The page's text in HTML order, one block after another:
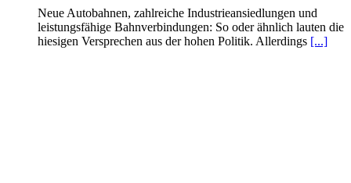
Neue Autobahnen, zahlreiche Industrieansiedlungen und
leistungsfähige Bahnverbindungen: So oder ähnlich lauten die
hiesigen Versprechen aus der hohen Politik. Allerdings [...]